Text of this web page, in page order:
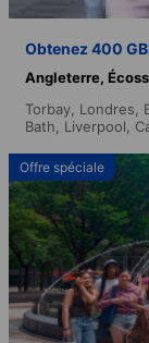
Obtenez 400
Angleterre,
Torbay, Londres,
Bath, Liverpool,
Offre spéciale